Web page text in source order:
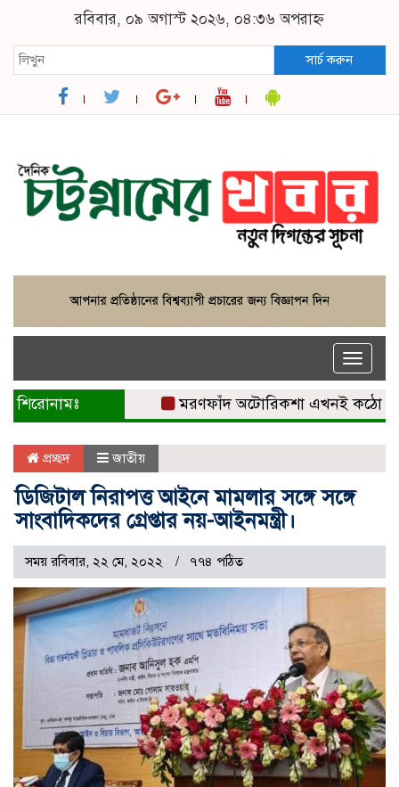
রবিবার, ০৯ অগাস্ট ২০২৬, ০৪:৩৬ অপরাহ্ন
সার্চ করুন
Toggle
শিরোনামঃ মরণফাঁদ অটোরিকশা এখনই কঠোর
প্রচ্ছদ জাতীয়
ডিজিটাল নিরাপত্ত আইনে মামলার সঙ্গে সঙ্গে
সাংবাদিকদের গ্রেপ্তার নয়-আইনমন্ত্রী।
সময় রবিবার, ২২ মে, ২০২২ ৭৭৪ পঠিত